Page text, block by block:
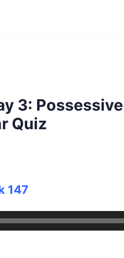
3:
Quiz
147